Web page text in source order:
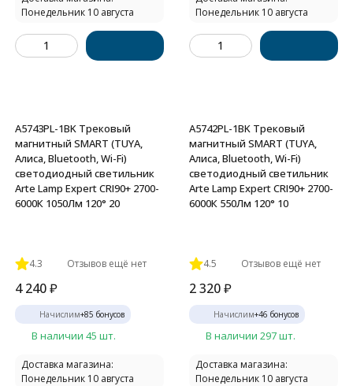
Понедельник 10 августа
Понедельник 10 августа
A5743PL-1BK Трековый
магнитный SMART (TUYA,
Алиса, Bluetooth, Wi-Fi)
светодиодный светильник
Arte Lamp Expert CRI90+ 2700-
6000К 1050Лм 120° 20
4.3 Отзывов ещё нет
4 240₽
Начислим+85 бонусов
В наличии 45 шт.
Доставка магазина:
Понедельник 10 августа
A5742PL-1BK Трековый
магнитный SMART (TUYA,
Алиса, Bluetooth, Wi-Fi)
светодиодный светильник
Arte Lamp Expert CRI90+ 2700-
6000К 550Лм 120° 10
4.5 Отзывов ещё нет
2 320₽
Начислим+46 бонусов
В наличии 297 шт.
Доставка магазина:
Понедельник 10 августа